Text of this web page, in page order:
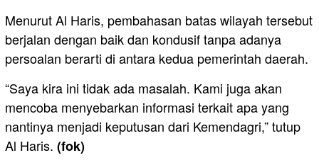
Menurut Al Haris, pembahasan batas wilayah tersebut
berjalan dengan baik dan kondusif tanpa adanya
persoalan berarti di antara kedua pemerintah daerah.
“Saya kira ini tidak ada masalah. Kami juga akan
mencoba menyebarkan informasi terkait apa yang
nantinya menjadi keputusan dari Kemendagri,” tutup
Al Haris. (fok)